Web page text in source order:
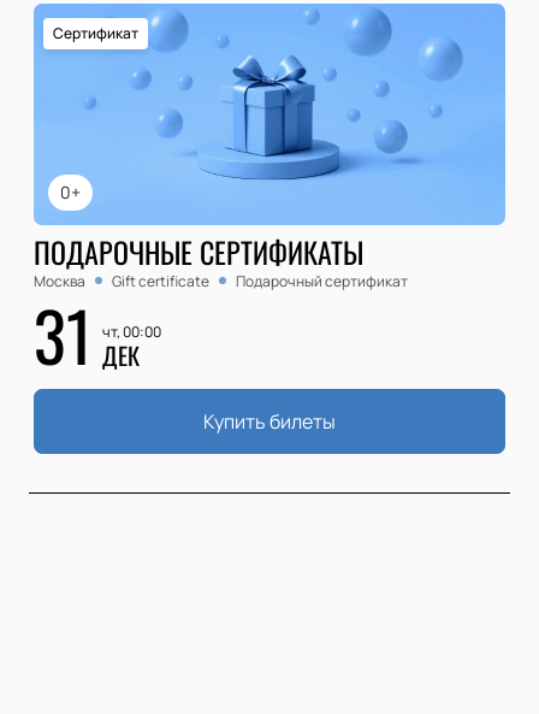
0+
Сертификат
ПОДАРОЧНЫЕ СЕРТИФИКАТЫ
Москва Gift certificate Подарочный сертификат
31 чт, 00:00
ДЕК
Купить билеты